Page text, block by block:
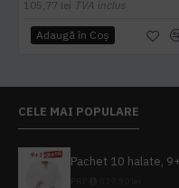
105,77 lei TVA inclus
Adaugă în Coş
CELE MAI POPULARE